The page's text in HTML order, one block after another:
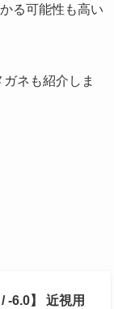
る可能性も高い
ネも紹介しま
-6.0】 近視用